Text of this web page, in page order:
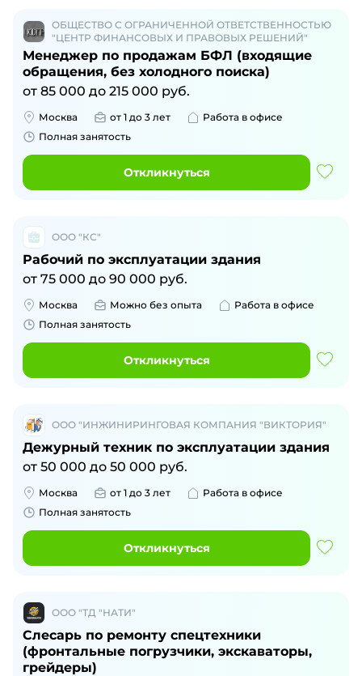
ОБЩЕСТВО С ОГРАНИЧЕННОЙ ОТВЕТСТВЕННОСТЬЮ
"ЦЕНТР ФИНАНСОВЫХ И ПРАВОВЫХ РЕШЕНИЙ"
Менеджер по продажам БФЛ (входящие
обращения, без холодного поиска)
от 85 000 до 215 000 руб.
Москва от 1 до 3 лет
Работа в офисе
Полная занятость
Откликнуться
ООО "КС"
Рабочий по эксплуатации здания
от 75 000 до 90 000 руб.
Москва Можно без опыта
Работа в офисе
Полная занятость
Откликнуться
ООО "ИНЖИНИРИНГОВАЯ КОМПАНИЯ "ВИКТОРИЯ"
Дежурный техник по эксплуатации здания
от 50 000 до 50 000 руб.
Москва от 1 до 3 лет
Работа в офисе
Полная занятость
Откликнуться
ООО "ТД "НАТИ"
Слесарь по ремонту спецтехники
(фронтальные погрузчики, экскаваторы,
грейдеры)